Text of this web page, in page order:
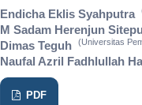
Endicha Eklis Syahputra
M Sadam Herenjun Sitepu
Dimas Teguh (Universitas
Naufal Azril Fadhlullah
PDF